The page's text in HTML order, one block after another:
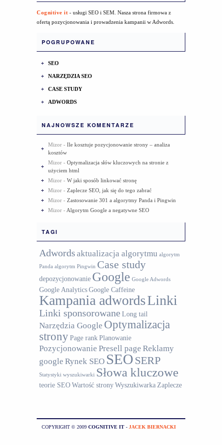
Cognitive it - usługi SEO i SEM. Nasza strona firmowa z
ofertą pozycjonowania i prowadzenia kampanii w Adwords.
POGRUPOWANE
SEO
NARZĘDZIA SEO
CASE STUDY
ADWORDS
NAJNOWSZE KOMENTARZE
Mizor - Ile kosztuje pozycjonowanie strony – analiza
kosztów
Mizor - Optymalizacja słów kluczowych na stronie z
użyciem html
Mizor - W jaki sposób linkować stronę
Mizor - Zaplecze SEO, jak się do tego zabrać
Mizor - Zastosowanie 301 a algorytmy Panda i Pingwin
Mizor - Algorytm Google a negatywne SEO
TAGI
Adwords aktualizacja algorytmu algorytm
Panda algorytm Pingwin Case study
depozycjonowanie Google Google Adwords
Google AnalyticsGoogle Caffeine
Kampania adwordsLinki
Linki sponsorowane Long tail
Narzędzia Google Optymalizacja
stronyPage rankPlanowanie
Pozycjonowanie Presell page Reklamy
google Rynek SEO SEO SERP
Statystyki wyszukiwarki Słowa kluczowe
teorie SEOWartość stronyWyszukiwarka Zaplecze
COPYRIGHT © 2009 COGNITIVE IT - JACEK BIERNACKI